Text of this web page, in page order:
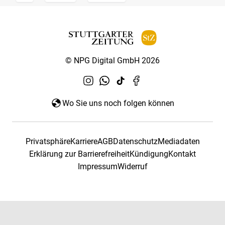
© NPG Digital GmbH 2026
Wo Sie uns noch folgen können
PrivatsphäreKarriereAGBDatenschutzMediadaten
Erklärung zur BarrierefreiheitKündigungKontakt
ImpressumWiderruf